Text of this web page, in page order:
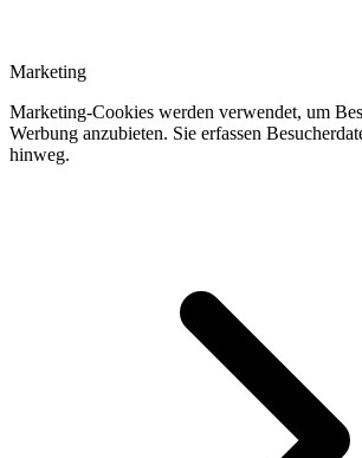
Marketing
Marketing-Cookies werden verwendet, um
Werbung anzubieten. Sie erfassen
hinweg.